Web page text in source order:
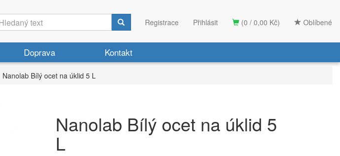
(0 / 0,00 Kč) Oblíbené
Registrace Přihlásit
Doprava Kontakt
Nanolab Bílý ocet na úklid 5 L
Nanolab Bílý ocet na úklid 5
L